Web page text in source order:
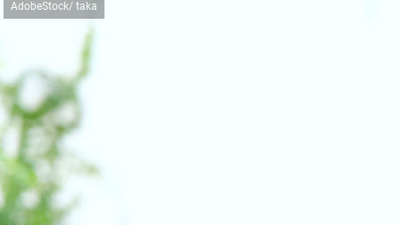
AdobeStock/ taka